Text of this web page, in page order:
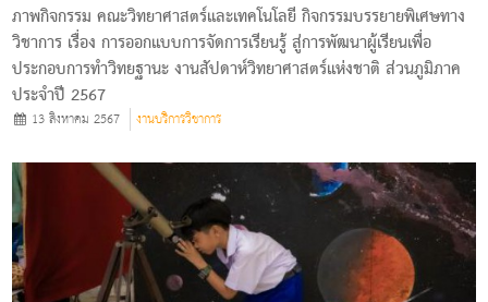
ภาพกิจกรรม คณะวิทยาศาสตร์และเทคโนโลยี กิจกรรมบรรยายพิเศษทาง
วิชาการ เรื่อง การออกแบบการจัดการเรียนรู้ สู่การพัฒนาผู้เรียนเพื่อ
ประกอบการทำวิทยฐานะ งานสัปดาห์วิทยาศาสตร์แห่งชาติ ส่วนภูมิภาค
ประจำปี 2567
13 สิงหาคม 2567 งานบริการวิชาการ